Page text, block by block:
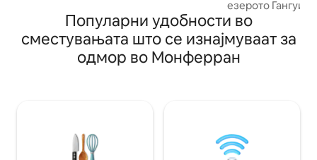
момент на релаксација!
Дополнителни опции се достапни на
барање за да го направиме вашиот
престој уште попријатен. Сместен во
квартот Буска, на неколку чекори од
минути од казиното Бариер.
езерото
Пиринеи и
Можност за
или со
Пристап до
италијански
тераса со
Популарни удобности во
сместувањата што се изнајмуваат за
одмор во Монферран